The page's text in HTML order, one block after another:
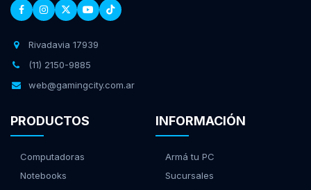
Rivadavia 17939
(11) 2150-9885
web@gamingcity.com.ar
PRODUCTOS
Computadoras
Notebooks
INFORMACIÓN
Armá tu PC
Sucursales